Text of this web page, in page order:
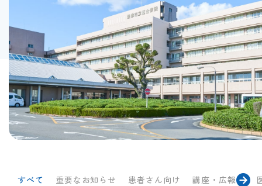
すべて 重要なお知らせ 患者さん向け 講座・広報誌